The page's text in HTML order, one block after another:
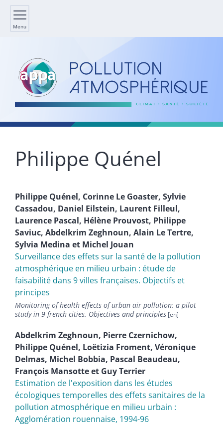
Menu
Philippe Quénel
Philippe Quénel, Corinne Le Goaster, Sylvie
Cassadou, Daniel Eilstein, Laurent Filleul,
Laurence Pascal, Hélène Prouvost, Philippe
Saviuc, Abdelkrim Zeghnoun, Alain Le Tertre,
Sylvia Medina et Michel Jouan
Surveillance des effets sur la santé de la pollution
atmosphérique en milieu urbain : étude de
faisabilité dans 9 villes françaises. Objectifs et
principes
Monitoring of health effects of urban air pollution: a pilot
study in 9 french cities. Objectives and principles
Abdelkrim Zeghnoun, Pierre Czernichow,
Philippe Quénel, Loëtizia Froment, Véronique
Delmas, Michel Bobbia, Pascal Beaudeau,
François Mansotteet GuyTerrier
Estimation de l'exposition dans les études
écologiques temporelles des effets sanitaires de la
pollution atmosphérique en milieu urbain :
Agglomération rouennaise, 1994-96